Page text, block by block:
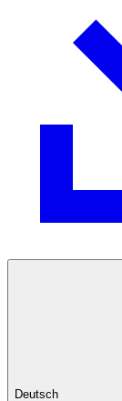
Deutsch